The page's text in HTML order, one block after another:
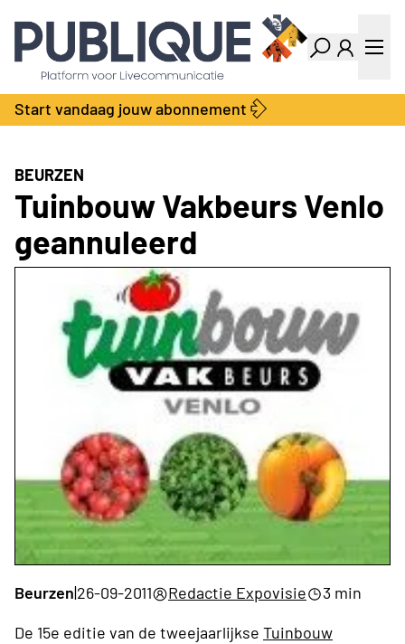
Industry Dashboard
Vacatures
Kalender
Producten
Bedrijvengids
Locatie Finder
Contact
Over ons
Adverteren
Abonnementen
Start vandaag jouw abonnement
BEURZEN
Tuinbouw Vakbeurs Venlo
geannuleerd
Beurzen|26-09-2011 Redactie Expovisie
3 min
De 15e editie van de tweejaarlijkse Tuinbouw